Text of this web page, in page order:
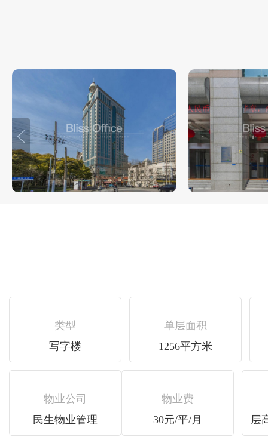
类型
写字楼
单层面积
1256平方米
物业公司
民生物业管理
物业费
30元/平/月
层